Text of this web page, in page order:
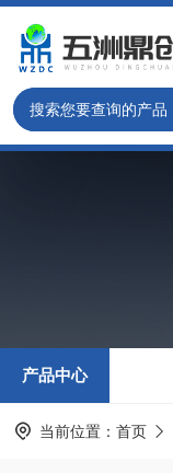
产品中心
当前位置： 首页